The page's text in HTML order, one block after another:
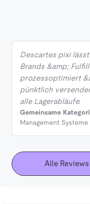
Descartes pixi
Brands &amp;
prozessoptimiert
pünktlich
alle Lagerabläufe.
Gemeinsame
Management Systeme
Alle